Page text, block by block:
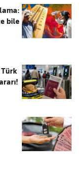
bile